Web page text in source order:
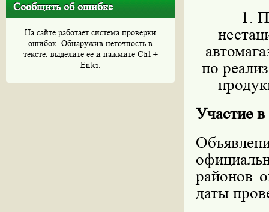
Сообщить об ошибке
На сайте работает система проверки
ошибок. Обнаружив неточность в
тексте, выделите ее и нажмите Ctrl +
Enter.
1.
по
Участие в
районов
даты